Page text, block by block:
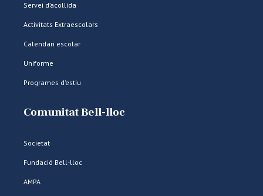
Servei d’acollida
Activitats Extraescolars
Calendari escolar
Uniforme
Programes d’estiu
Comunitat Bell-lloc
Societat
Fundació Bell-lloc
AMPA